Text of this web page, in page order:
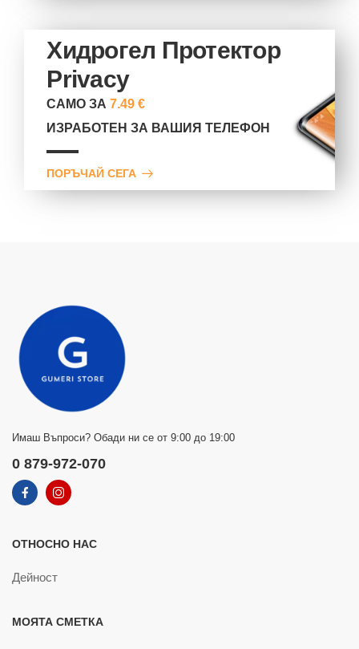
Хидрогел Протектор
Privacy
САМО ЗА7.49 €
ИЗРАБОТЕН ЗА ВАШИЯ ТЕЛЕФОН
ПОРЪЧАЙ СЕГА
Имаш Въпроси? Обади ни се от 9:00 до 19:00
0 879-972-070
ОТНОСНО НАС
Дейност
МОЯТА СМЕТКА